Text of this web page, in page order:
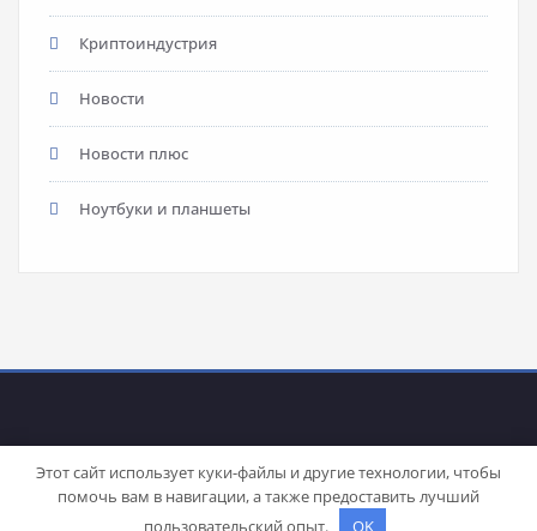
Криптоиндустрия
Новости
Новости плюс
Ноутбуки и планшеты
WordPress | Theme: Stacyby SpiceThemes
Этот сайт использует куки-файлы и другие технологии, чтобы
помочь вам в навигации, а также предоставить лучший
пользовательский опыт.
OK